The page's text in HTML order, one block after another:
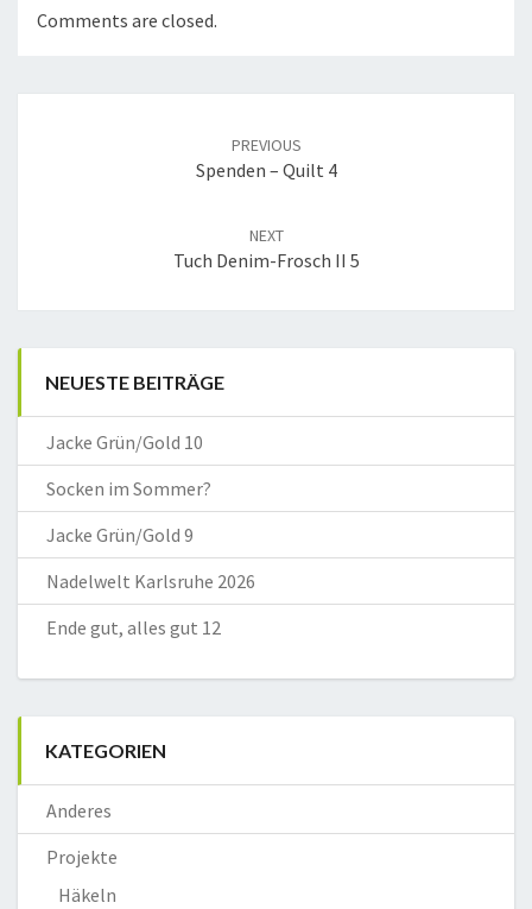
Comments are closed.
PREVIOUS
Spenden – Quilt 4
NEXT
Tuch Denim-Frosch II 5
NEUESTE BEITRÄGE
Jacke Grün/Gold 10
Socken im Sommer?
Jacke Grün/Gold 9
Nadelwelt Karlsruhe 2026
Ende gut, alles gut 12
KATEGORIEN
Anderes
Projekte
Häkeln